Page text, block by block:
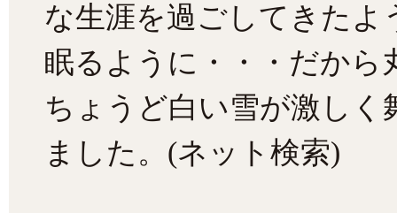
な生涯を過ごしてきたよ
眠るように・・・だか
ちょうど白い雪が激し
ました。(ネット検索)